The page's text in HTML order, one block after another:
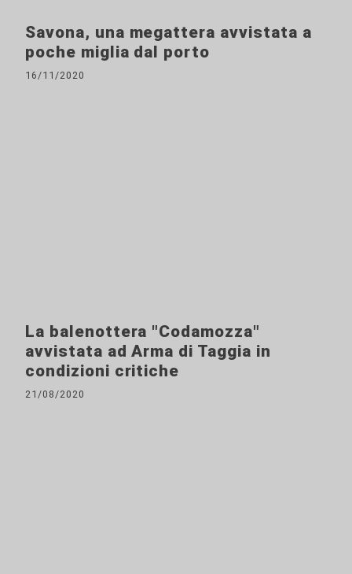
Savona, una megattera avvistata a
poche miglia dal porto
16/11/2020
La balenottera "Codamozza"
avvistata ad Arma di Taggia in
condizioni critiche
21/08/2020